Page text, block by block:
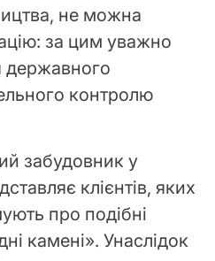
не можна
за цим уважно
державного
контролю
забудовник у
клієнтів, яких
про подібні
камені». Унаслідок